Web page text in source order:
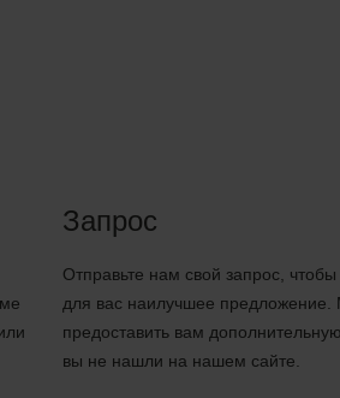
Запрос
Отправьте нам свой запрос,
для вас наилучшее
предоставить вам
вы не нашли на нашем сайте.